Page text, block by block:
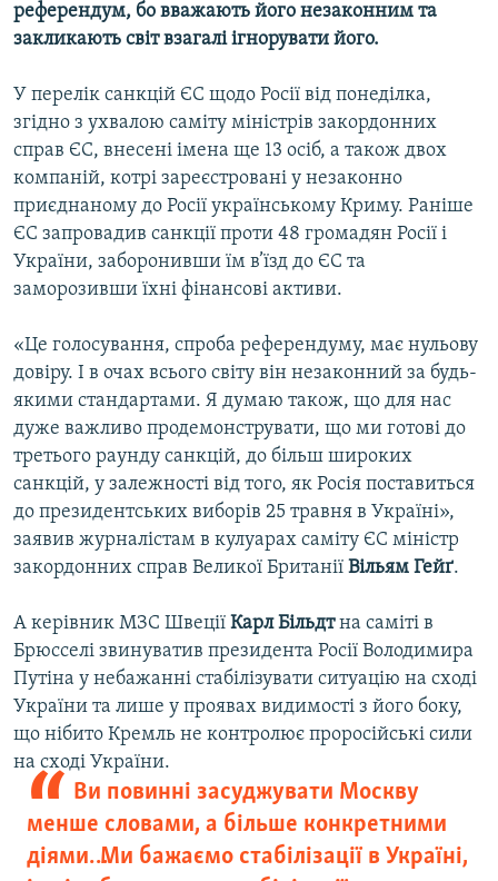
референдум, бо вважають його незаконним та
закликають світ взагалі ігнорувати його.
У перелік санкцій ЄС щодо Росії від понеділка,
згідно з ухвалою саміту міністрів закордонних
справ ЄС, внесені імена ще 13 осіб, а також двох
компаній, котрі зареєстровані у незаконно
приєднаному до Росії українському Криму. Раніше
ЄС запровадив санкції проти 48 громадян Росії і
України, заборонивши їм в’їзд до ЄС та
заморозивши їхні фінансові активи.
«Це голосування, спроба референдуму, має нульову
довіру. І в очах всього світу він незаконний за будь-
якими стандартами. Я думаю також, що для нас
дуже важливо продемонструвати, що ми готові до
третього раунду санкцій, до більш широких
санкцій, у залежності від того, як Росія поставиться
до президентських виборів 25 травня в Україні»,
заявив журналістам в кулуарах саміту ЄС міністр
закордонних справ Великої Британії Вільям Гейґ.
А керівник МЗС Швеції Карл Більдтна саміті в
Брюсселі звинуватив президента Росії Володимира
Путіна у небажанні стабілізувати ситуацію на сході
України та лише у проявах видимості з його боку,
що нібито Кремль не контролює проросійські сили
на сході України.
Ви повинні засуджувати Москву
менше словами, а більше конкретними
діями… Ми бажаємо стабілізації в Україні,